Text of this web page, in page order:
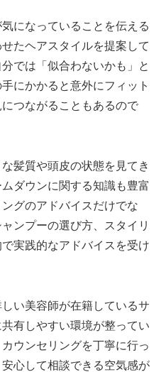
になっていることを伝える
たヘアスタイルを提案して
では「似合わないかも」と
にかかると意外にフィット
つながることもあるので
髪質や頭皮の状態を見てき
ダウンに関する知識も豊富
グのアドバイスだけでな
ンプーの選び方、スタイリ
実践的なアドバイスを受け
い美容師が在籍しているサ
有しやすい環境が整ってい
ウンセリングを丁寧に行っ
心して相談できる空気感が